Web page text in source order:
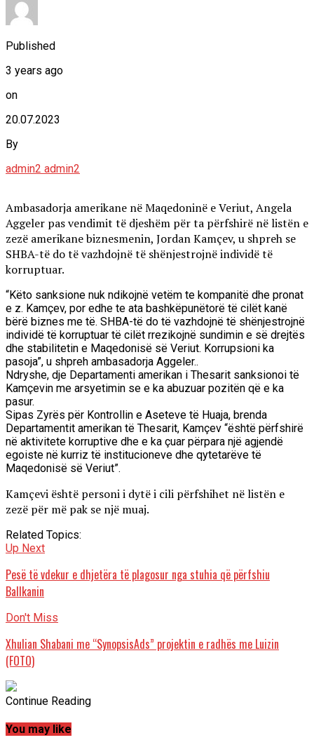
Published
3 years ago
on
20.07.2023
By
admin2 admin2
Ambasadorja amerikane në Maqedoninë e Veriut, Angela
Aggeler pas vendimit të djeshëm për ta përfshirë në listën e
zezë amerikane biznesmenin, Jordan Kamçev, u shpreh se
SHBA-të do të vazhdojnë të shënjestrojnë individë të
korruptuar.
“Këto sanksione nuk ndikojnë vetëm te kompanitë dhe pronat
e z. Kamçev, por edhe te ata bashkëpunëtorë të cilët kanë
bërë biznes me të. SHBA-të do të vazhdojnë të shënjestrojnë
individë të korruptuar të cilët rrezikojnë sundimin e së drejtës
dhe stabilitetin e Maqedonisë së Veriut. Korrupsioni ka
pasoja”, u shpreh ambasadorja Aggeler..
Ndryshe, dje Departamenti amerikan i Thesarit sanksionoi të
Kamçevin me arsyetimin se e ka abuzuar pozitën që e ka
pasur.
Sipas Zyrës për Kontrollin e Aseteve të Huaja, brenda
Departamentit amerikan të Thesarit, Kamçev “është përfshirë
në aktivitete korruptive dhe e ka çuar përpara një agjendë
egoiste në kurriz të institucioneve dhe qytetarëve të
Maqedonisë së Veriut”.
Kamçevi është personi i dytë i cili përfshihet në listën e
zezë për më pak se një muaj.
Related Topics:
Up Next
Pesë të vdekur e dhjetëra të plagosur nga stuhia që përfshiu
Ballkanin
Don't Miss
Xhulian Shabani me “SynopsisAds” projektin e radhës me Luizin
(FOTO)
Continue Reading
You may like